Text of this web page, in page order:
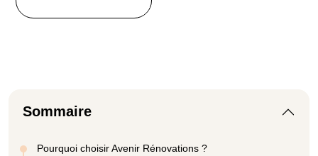
Sommaire
Pourquoi choisir Avenir Rénovations ?